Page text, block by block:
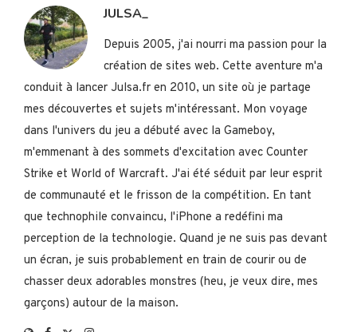
JULSA_
Depuis 2005, j'ai nourri ma passion pour la
création de sites web. Cette aventure m'a
conduit à lancer Julsa.fr en 2010, un site où je partage
mes découvertes et sujets m'intéressant. Mon voyage
dans l'univers du jeu a débuté avec la Gameboy,
m'emmenant à des sommets d'excitation avec Counter
Strike et World of Warcraft. J'ai été séduit par leur esprit
de communauté et le frisson de la compétition. En tant
que technophile convaincu, l'iPhone a redéfini ma
perception de la technologie. Quand je ne suis pas devant
un écran, je suis probablement en train de courir ou de
chasser deux adorables monstres (heu, je veux dire, mes
garçons) autour de la maison.